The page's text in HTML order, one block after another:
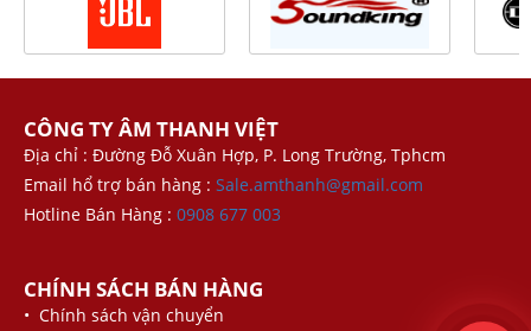
CÔNG TY ÂM THANH VIỆT
Địa chỉ : Đường Đỗ Xuân Hợp, P. Long Trường, Tphcm
Email hổ trợ bán hàng : Sale.amthanh@gmail.com
Hotline Bán Hàng : 0908 677 003
CHÍNH SÁCH BÁN HÀNG
• Chính sách vận chuyển